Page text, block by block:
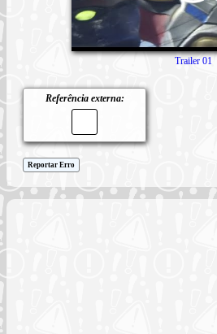
Referência externa:
Trailer 01
Reportar Erro